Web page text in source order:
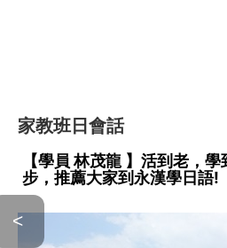
家教班日會話
【學員 林茂龍 】活到老，
步，推薦大家到永漢學日語!
<